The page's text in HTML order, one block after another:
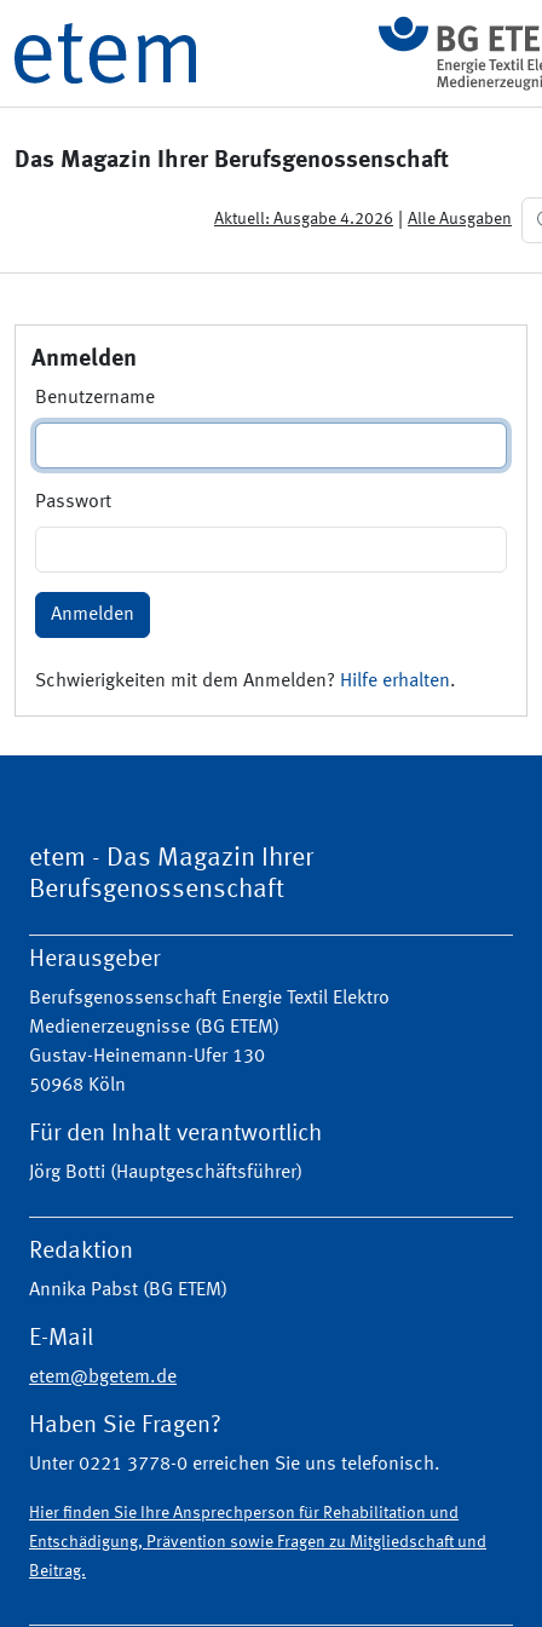
Das Magazin Ihrer Berufsgenossenschaft
Aktuell: Ausgabe 4.2026 Alle Ausgaben
Anmelden
Benutzername
Passwort
Anmelden
Schwierigkeiten mit dem Anmelden? Hilfe erhalten.
etem - Das Magazin Ihrer
Berufsgenossenschaft
Herausgeber
Berufsgenossenschaft Energie Textil Elektro
Medienerzeugnisse (BG ETEM)
Gustav-Heinemann-Ufer 130
50968 Köln
Für den Inhalt verantwortlich
Jörg Botti (Hauptgeschäftsführer)
Redaktion
Annika Pabst (BG ETEM)
E-Mail
etem@bgetem.de
Haben Sie Fragen?
Unter 0221 3778-0 erreichen Sie uns telefonisch.
Hier finden Sie Ihre Ansprechperson für Rehabilitation und
Entschädigung, Prävention sowie Fragen zu Mitgliedschaft und
Beitrag.